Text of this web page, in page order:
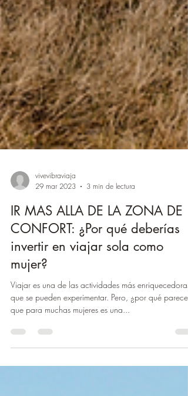
vivevibraviaja
29 mar 2023
3 min de lectura
IR MAS ALLA DE LA ZONA DE
CONFORT: ¿Por qué deberías
invertir en viajar sola como
mujer?
Viajar es una de las actividades más enriquecedoras
que se pueden experimentar. Pero, ¿por qué parece